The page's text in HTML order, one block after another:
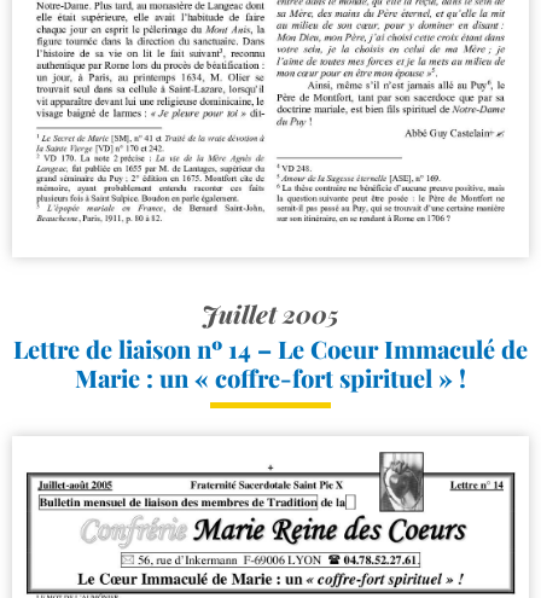
Juillet 2005
Lettre de liaison nº 14 – Le Coeur Immaculé de
Marie : un « coffre-​fort spirituel » !